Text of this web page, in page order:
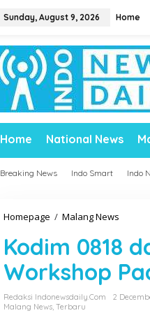
Sunday, August 9, 2026 Home
Home National News
Breaking News Indo Smart Indo
Homepage / Malang News
d
i
m
8
Kodim 0818
Workshop
Redaksi Indonewsdaily.com
2
Malang News, Terbaru